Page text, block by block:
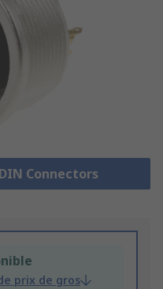
Connectors
prix de gros